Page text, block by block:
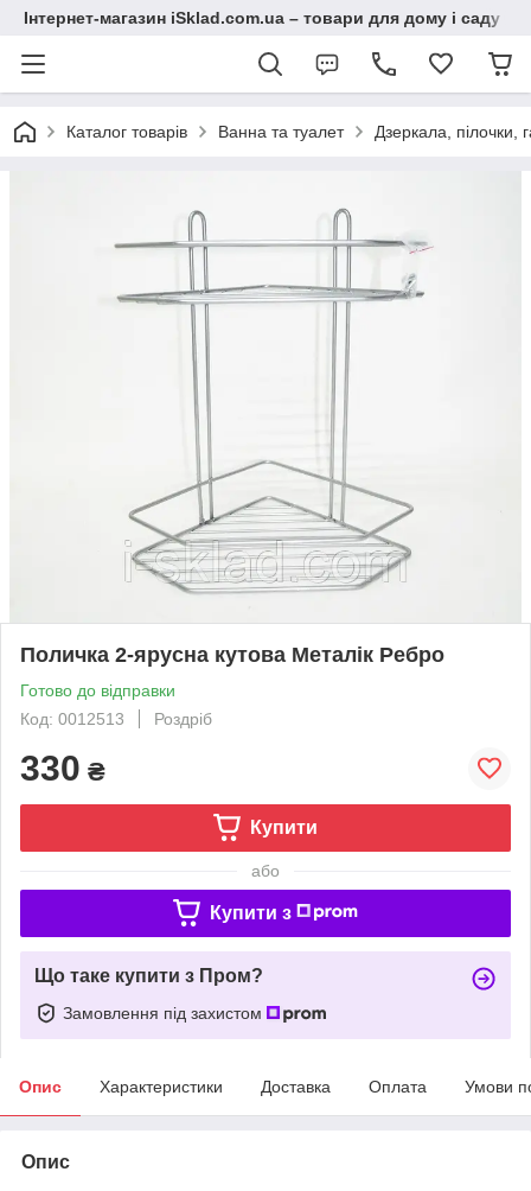
Інтернет-магазин iSklad.com.ua – товари для дому і саду
Каталог товарів Ванна та туалет Дзеркала, пілочки,
Поличка 2-ярусна кутова Металік Ребро
Готово до відправки
Код: 0012513
Роздріб
330 ₴
Купити
або
Купити з
Що таке купити з Пром?
Замовлення під захистом
Опис Характеристики Доставка Оплата Умови
Опис